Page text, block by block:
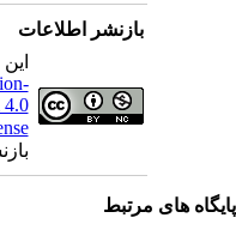
بازنشر اطلاعات
این
4.0
های مرتبط